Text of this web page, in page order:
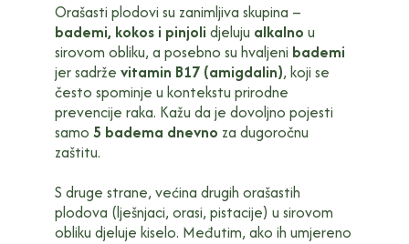
Orašasti plodovi su zanimljiva skupina –
bademi, kokos i pinjoli djeluju alkalno u
sirovom obliku, a posebno su hvaljeni bademi
jer sadrže vitamin B17 (amigdalin), koji se
često spominje u kontekstu prirodne
prevencije raka. Kažu da je dovoljno pojesti
samo 5 badema dnevno za dugoročnu
zaštitu.
S druge strane, većina drugih orašastih
plodova (lješnjaci, orasi, pistacije) u sirovom
obliku djeluje kiselo. Međutim, ako ih umjereno